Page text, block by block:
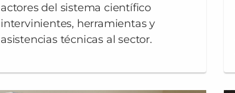
actores del sistema científico
intervinientes, herramientas y
asistencias técnicas al sector.